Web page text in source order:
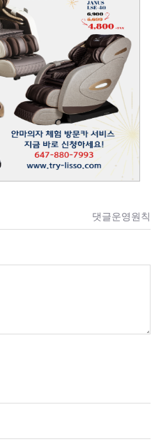
댓글운영원칙